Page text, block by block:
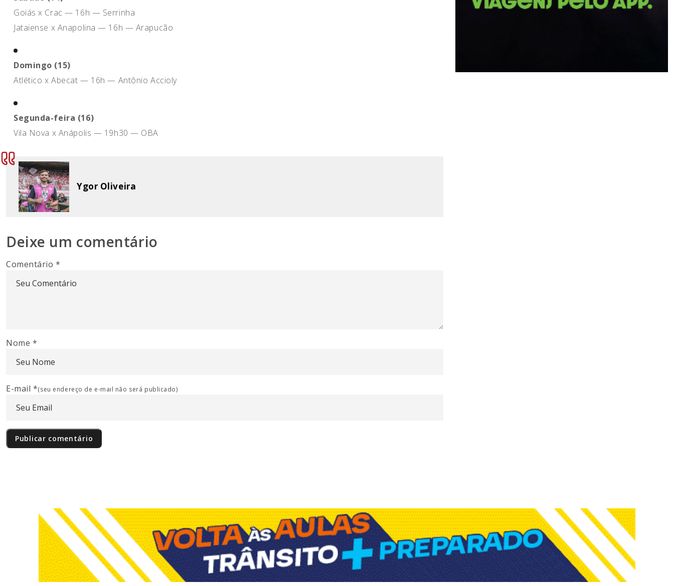
Goiás x Crac — 16h — Serrinha
Jataiense x Anapolina — 16h — Arapucão
Domingo (15)
Atlético x Abecat — 16h — Antônio Accioly
Segunda-feira (16)
Vila Nova x Anápolis — 19h30 — OBA
Ygor Oliveira
Deixe um comentário
Comentário*
Nome *
E-mail *(seu endereço de e-mail não será publicado)